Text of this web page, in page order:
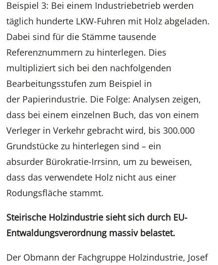
Beispiel 3: Bei einem Industriebetrieb werden
täglich hunderte LKW-Fuhren mit Holz abgeladen.
Dabei sind für die Stämme tausende
Referenznummern zu hinterlegen. Dies
multipliziert sich bei den nachfolgenden
Bearbeitungsstufen zum Beispiel in
der Papierindustrie. Die Folge: Analysen zeigen,
dass bei einem einzelnen Buch, das von einem
Verleger in Verkehr gebracht wird, bis 300.000
Grundstücke zu hinterlegen sind – ein
absurder Bürokratie-Irrsinn, um zu beweisen,
dass das verwendete Holz nicht aus einer
Rodungsfläche stammt.
Steirische Holzindustrie sieht sich durch EU-
Entwaldungsverordnung massiv belastet.
Der Obmann der Fachgruppe Holzindustrie, Josef